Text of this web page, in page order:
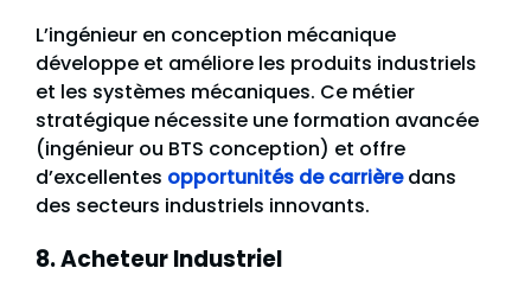
L’ingénieur en conception mécanique
développe et améliore les produits industriels
et les systèmes mécaniques. Ce métier
stratégique nécessite une formation avancée
(ingénieur ou BTS conception) et offre
d’excellentes opportunités de carrièredans
des secteurs industriels innovants.
8. Acheteur Industriel